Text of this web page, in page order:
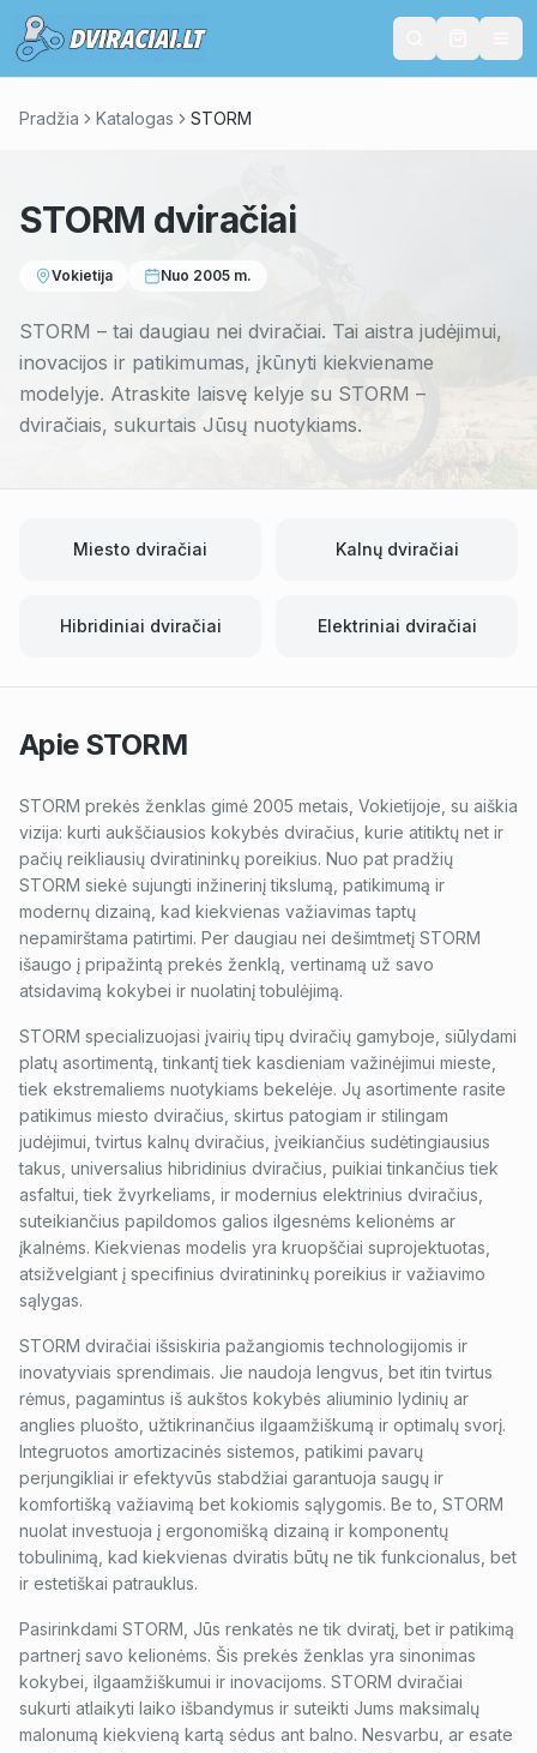
Pradžia Katalogas STORM
STORM dviračiai
Vokietija Nuo 2005 m.
STORM – tai daugiau nei dviračiai. Tai aistra judėjimui,
inovacijos ir patikimumas, įkūnyti kiekviename
modelyje. Atraskite laisvę kelyje su STORM –
dviračiais, sukurtais Jūsų nuotykiams.
Miesto dviračiai Kalnų dviračiai
Hibridiniai dviračiai Elektriniai dviračiai
Apie STORM
STORM prekės ženklas gimė 2005 metais, Vokietijoje, su aiškia
vizija: kurti aukščiausios kokybės dviračius, kurie atitiktų net ir
pačių reikliausių dviratininkų poreikius. Nuo pat pradžių
STORM siekė sujungti inžinerinį tikslumą, patikimumą ir
modernų dizainą, kad kiekvienas važiavimas taptų
nepamirštama patirtimi. Per daugiau nei dešimtmetį STORM
išaugo į pripažintą prekės ženklą, vertinamą už savo
atsidavimą kokybei ir nuolatinį tobulėjimą.
STORM specializuojasi įvairių tipų dviračių gamyboje, siūlydami
platų asortimentą, tinkantį tiek kasdieniam važinėjimui mieste,
tiek ekstremaliems nuotykiams bekelėje. Jų asortimente rasite
patikimus miesto dviračius, skirtus patogiam ir stilingam
judėjimui, tvirtus kalnų dviračius, įveikiančius sudėtingiausius
takus, universalius hibridinius dviračius, puikiai tinkančius tiek
asfaltui, tiek žvyrkeliams, ir modernius elektrinius dviračius,
suteikiančius papildomos galios ilgesnėms kelionėms ar
įkalnėms. Kiekvienas modelis yra kruopščiai suprojektuotas,
atsižvelgiant į specifinius dviratininkų poreikius ir važiavimo
sąlygas.
STORM dviračiai išsiskiria pažangiomis technologijomis ir
inovatyviais sprendimais. Jie naudoja lengvus, bet itin tvirtus
rėmus, pagamintus iš aukštos kokybės aliuminio lydinių ar
anglies pluošto, užtikrinančius ilgaamžiškumą ir optimalų svorį.
Integruotos amortizacinės sistemos, patikimi pavarų
perjungikliai ir efektyvūs stabdžiai garantuoja saugų ir
komfortišką važiavimą bet kokiomis sąlygomis. Be to, STORM
nuolat investuoja į ergonomišką dizainą ir komponentų
tobulinimą, kad kiekvienas dviratis būtų ne tik funkcionalus, bet
ir estetiškai patrauklus.
Pasirinkdami STORM, Jūs renkatės ne tik dviratį, bet ir patikimą
partnerį savo kelionėms. Šis prekės ženklas yra sinonimas
kokybei, ilgaamžiškumui ir inovacijoms. STORM dviračiai
sukurti atlaikyti laiko išbandymus ir suteikti Jums maksimalų
malonumą kiekvieną kartą sėdus ant balno. Nesvarbu, ar esate